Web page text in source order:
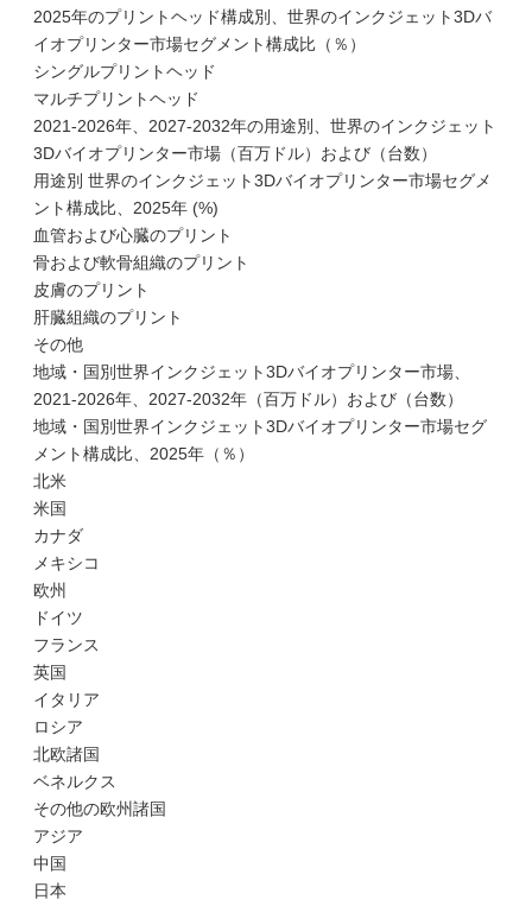
2025年のプリントヘッド構成別、世界のインクジェット3Dバ
イオプリンター市場セグメント構成比（％）
シングルプリントヘッド
マルチプリントヘッド
2021-2026年、2027-2032年の用途別、世界のインクジェット
3Dバイオプリンター市場（百万ドル）および（台数）
用途別 世界のインクジェット3Dバイオプリンター市場セグメ
ント構成比、2025年 (%)
血管および心臓のプリント
骨および軟骨組織のプリント
皮膚のプリント
肝臓組織のプリント
その他
地域・国別世界インクジェット3Dバイオプリンター市場、
2021-2026年、2027-2032年（百万ドル）および（台数）
地域・国別世界インクジェット3Dバイオプリンター市場セグ
メント構成比、2025年（％）
北米
米国
カナダ
メキシコ
欧州
ドイツ
フランス
英国
イタリア
ロシア
北欧諸国
ベネルクス
その他の欧州諸国
アジア
中国
日本